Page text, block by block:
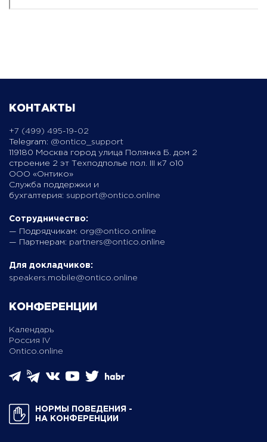
КОНТАКТЫ
+7 (499) 495-19-02
Telegram: @ontico_support
119180 Москва город улица Полянка Б. дом 2
строение 2 эт Техподполье пол. III к7 о10
ООО «Онтико»
Служба поддержки и
бухгалтерия: support@ontico.online
Сотрудничество:
— Подрядчикам: org@ontico.online
— Партнерам: partners@ontico.online
Для докладчиков:
speakers.mobile@ontico.online
КОНФЕРЕНЦИИ
Календарь
Россия IV
Ontico.online
НОРМЫ ПОВЕДЕНИЯ ­
НА КОНФЕРЕНЦИИ